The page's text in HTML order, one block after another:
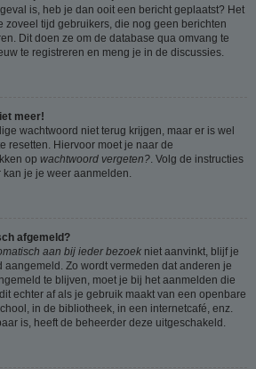
is, heb je dan ooit een bericht geplaatst? Het
zoveel tijd gebruikers, die nog geen berichten
Dit doen ze om de database qua omvang te
te registreren en meng je in de discussies.
meer!
wachtwoord niet terug krijgen, maar er is wel
resetten. Hiervoor moet je naar de
op wachtwoord vergeten? . Volg de instructies
je je weer aanmelden.
afgemeld?
aan bij ieder bezoek niet aanvinkt, blijf je
aangemeld. Zo wordt vermeden dat anderen je
te blijven, moet je bij het aanmelden die
echter af als je gebruik maakt van een openbare
in de bibliotheek, in een internetcafé, enz.
is, heeft de beheerder deze uitgeschakeld.